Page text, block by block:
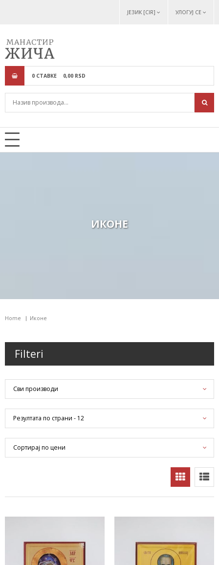
ЈЕЗИК [CIR] УЛОГУЈ СЕ
0 СТАВКЕ 0,00 RSD
ИКОНЕ
Home Иконе
Filteri